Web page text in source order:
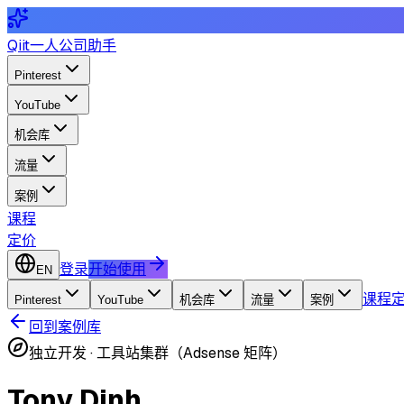
Qiit一人公司助手
Pinterest
YouTube
机会库
流量
案例
课程
定价
EN 登录开始使用
Pinterest YouTube 机会库 流量 案例 课程
回到案例库
独立开发 ·工具站集群（Adsense 矩阵）